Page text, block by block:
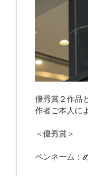
優秀賞２作品
作者ご本人に
＜優秀賞＞
ペンネーム